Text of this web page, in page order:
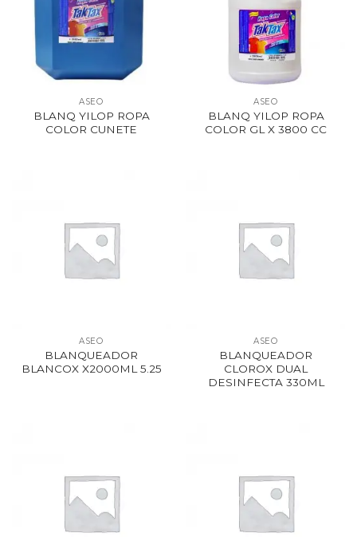
ASEO
BLANQ YILOP ROPA
COLOR CUNETE
ASEO
BLANQ YILOP ROPA
COLOR GL X 3800 CC
ASEO
BLANQUEADOR
BLANCOX X2000ML 5.25
ASEO
BLANQUEADOR
CLOROX DUAL
DESINFECTA 330ML